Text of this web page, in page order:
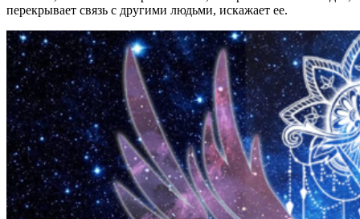
перекрывает связь с другими людьми, искажает ее.